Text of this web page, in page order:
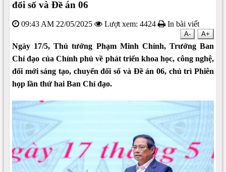
đổi số và Đề án 06
09:43 AM 22/05/2025 Lượt xem: 4424 In bài viết
A+
A-
Ngày 17/5, Thủ tướng Phạm Minh Chính, Trưởng Ban
Chỉ đạo của Chính phủ về phát triển khoa học, công nghệ,
đổi mới sáng tạo, chuyển đổi số và Đề án 06, chủ trì Phiên
họp lần thứ hai Ban Chỉ đạo.